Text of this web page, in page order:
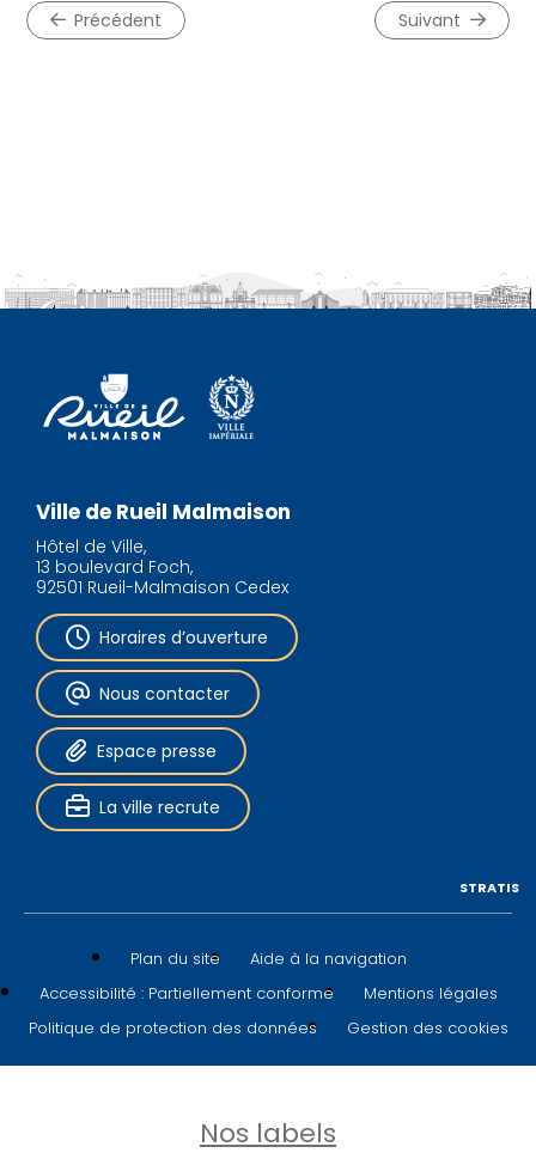
précédent suivant
Ville de Rueil Malmaison
Hôtel de Ville,
13 boulevard Foch,
92501 Rueil-Malmaison Cedex
Horaires d’ouverture
Nous contacter
Espace presse
La ville recrute
Plan du site
Aide à la navigation
Accessibilité : Partiellement conforme
Mentions légales
Politique de protection des données
Gestion des cookies
STRATIS
Nos labels